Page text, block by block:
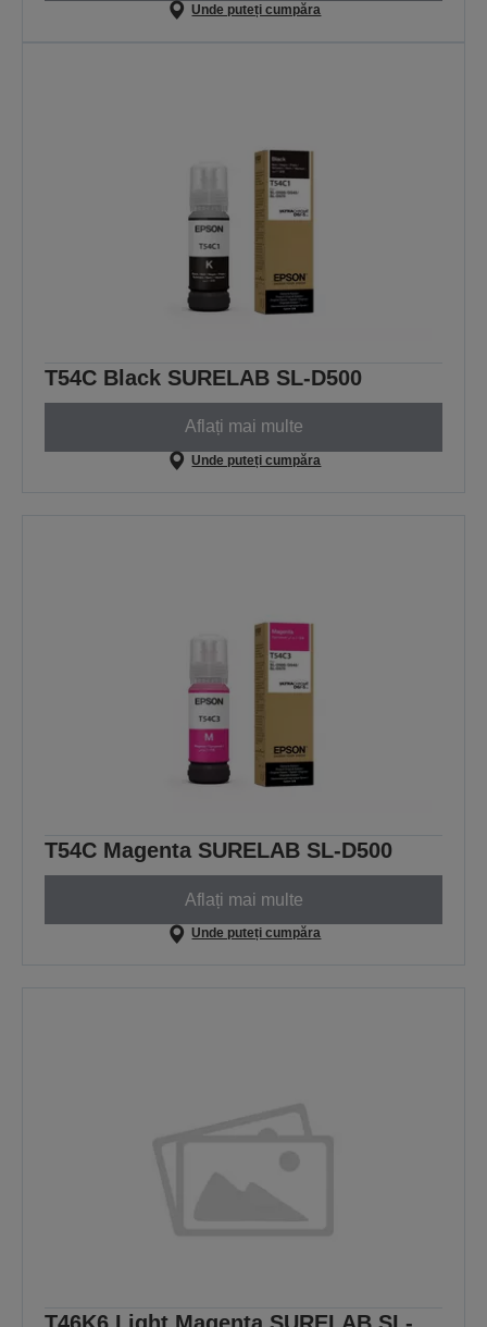
Unde puteți cumpăra
T54C Black SURELAB SL-D500
Aflați mai multe
Unde puteți cumpăra
T54C Magenta SURELAB SL-D500
Aflați mai multe
Unde puteți cumpăra